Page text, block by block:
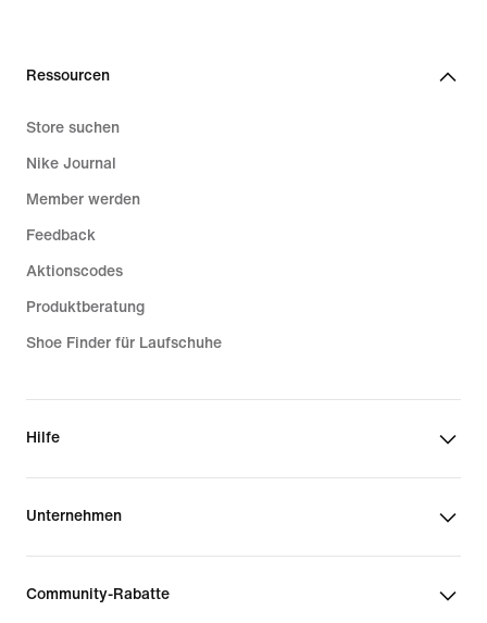
Ressourcen
Store suchen
Nike Journal
Member werden
Feedback
Aktionscodes
Produktberatung
Shoe Finder für Laufschuhe
Hilfe
Unternehmen
Community-Rabatte